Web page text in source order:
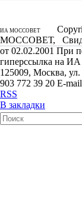
ИА МОССОВЕТ
МОССОВЕТ,
от 02.02.2001 При
гиперссылка на
125009, Москва,
903 772 39 20 E-
RSS
В закладки